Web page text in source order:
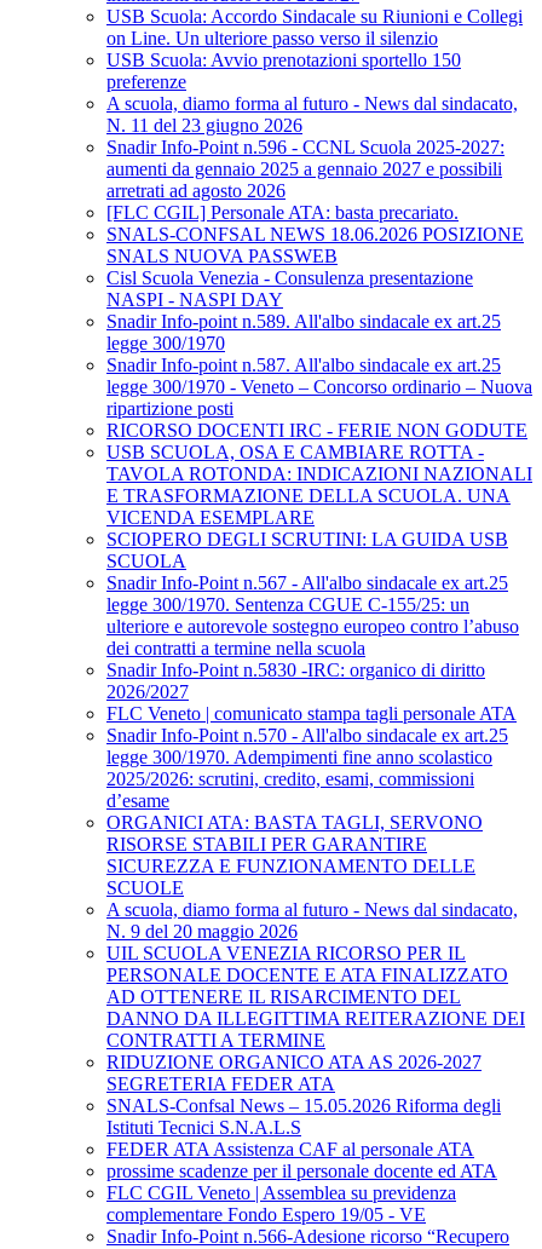
USB Scuola: Accordo Sindacale su Riunioni e Collegi
on Line. Un ulteriore passo verso il silenzio
USB Scuola: Avvio prenotazioni sportello 150
preferenze
A scuola, diamo forma al futuro - News dal sindacato,
N. 11 del 23 giugno 2026
Snadir Info-Point n.596 - CCNL Scuola 2025-2027:
aumenti da gennaio 2025 a gennaio 2027 e possibili
arretrati ad agosto 2026
[FLC CGIL] Personale ATA: basta precariato.
SNALS-CONFSAL NEWS 18.06.2026 POSIZIONE
SNALS NUOVA PASSWEB
Cisl Scuola Venezia - Consulenza presentazione
NASPI - NASPI DAY
Snadir Info-point n.589. All'albo sindacale ex art.25
legge 300/1970
Snadir Info-point n.587. All'albo sindacale ex art.25
legge 300/1970 - Veneto – Concorso ordinario – Nuova
ripartizione posti
RICORSO DOCENTI IRC - FERIE NON GODUTE
USB SCUOLA, OSA E CAMBIARE ROTTA -
TAVOLA ROTONDA: INDICAZIONI NAZIONALI
E TRASFORMAZIONE DELLA SCUOLA. UNA
VICENDA ESEMPLARE
SCIOPERO DEGLI SCRUTINI: LA GUIDA USB
SCUOLA
Snadir Info-Point n.567 - All'albo sindacale ex art.25
legge 300/1970. Sentenza CGUE C‑155/25: un
ulteriore e autorevole sostegno europeo contro l’abuso
dei contratti a termine nella scuola
Snadir Info-Point n.5830 -IRC: organico di diritto
2026/2027
FLC Veneto | comunicato stampa tagli personale ATA
Snadir Info-Point n.570 - All'albo sindacale ex art.25
legge 300/1970. Adempimenti fine anno scolastico
2025/2026: scrutini, credito, esami, commissioni
d’esame
ORGANICI ATA: BASTA TAGLI, SERVONO
RISORSE STABILI PER GARANTIRE
SICUREZZA E FUNZIONAMENTO DELLE
SCUOLE
A scuola, diamo forma al futuro - News dal sindacato,
N. 9 del 20 maggio 2026
UIL SCUOLA VENEZIA RICORSO PER IL
PERSONALE DOCENTE E ATA FINALIZZATO
AD OTTENERE IL RISARCIMENTO DEL
DANNO DA ILLEGITTIMA REITERAZIONE DEI
CONTRATTI A TERMINE
RIDUZIONE ORGANICO ATA AS 2026-2027
SEGRETERIA FEDER ATA
SNALS-Confsal News – 15.05.2026 Riforma degli
Istituti Tecnici S.N.A.L.S
FEDER ATA Assistenza CAF al personale ATA
prossime scadenze per il personale docente ed ATA
FLC CGIL Veneto | Assemblea su previdenza
complementare Fondo Espero 19/05 - VE
Snadir Info-Point n.566-Adesione ricorso “Recupero